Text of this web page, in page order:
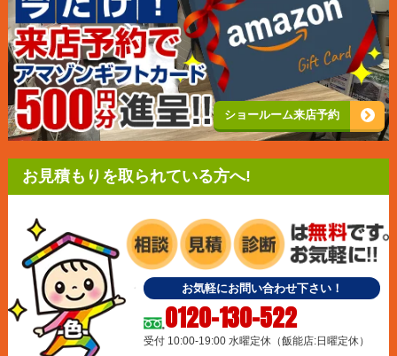
ショールーム来店予約
お見積もりを取られている方へ!
お気軽にお問い合わせ下さい！
0120-130-522
受付 10:00-19:00 水曜定休（飯能店:日曜定休）